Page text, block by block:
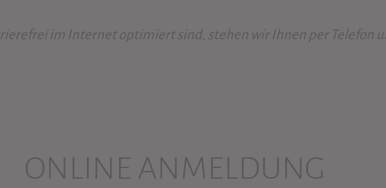
im Internet optimiert sind, stehen wir Ihnen per Telefon
ONLINE ANMELDUNG